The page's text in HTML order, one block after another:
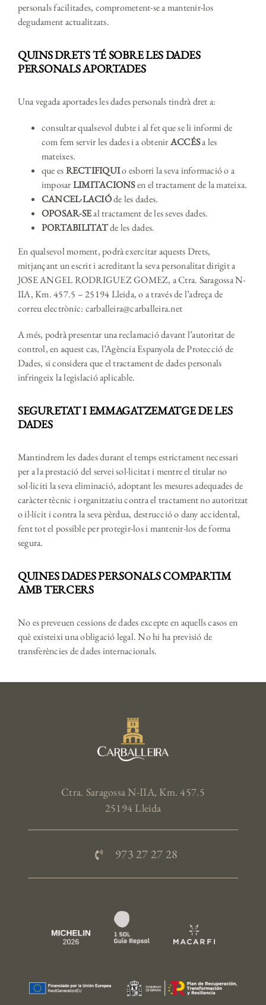
personals facilitades, comprometent-se a mantenir-los
degudament actualitzats.
QUINS DRETS TÉ SOBRE LES DADES
PERSONALS APORTADES
Una vegada aportades les dades personals tindrà dret a:
consultar qualsevol dubte i al fet que se li informi de
com fem servir les dades i a obtenirACCÉSa les
mateixes.
que esRECTIFIQUIo esborri la seva informació o a
imposarLIMITACIONSen el tractament de la mateixa.
CANCEL·LACIÓde les dades.
OPOSAR-SEal tractament de les seves dades.
PORTABILITATde les dades.
En qualsevol moment, podrà exercitar aquests Drets,
mitjançant un escrit i acreditant la seva personalitat dirigit a
JOSE ANGEL RODRIGUEZ GOMEZ, a Ctra. Saragossa N-
IIA, Km. 457.5 – 25194 Lleida, o a través de l’adreça de
correu electrònic: carballeira@carballeira.net
A més, podrà presentar una reclamació davant l’autoritat de
control, en aquest cas, l’Agència Espanyola de Protecció de
Dades, si considera que el tractament de dades personals
infringeix la legislació aplicable.
SEGURETAT I EMMAGATZEMATGE DE LES
DADES
Mantindrem les dades durant el temps estrictament necessari
per a la prestació del servei sol·licitat i mentre el titular no
sol·liciti la seva eliminació, adoptant les mesures adequades de
caràcter tècnic i organitzatiu contra el tractament no autoritzat
o il·lícit i contra la seva pèrdua, destrucció o dany accidental,
fent tot el possible per protegir-los i mantenir-los de forma
segura.
QUINES DADES PERSONALS COMPARTIM
AMB TERCERS
No es preveuen cessions de dades excepte en aquells casos en
què existeixi una obligació legal. No hi ha previsió de
transferències de dades internacionals.
Ctra. Saragossa N-IIA, Km. 457.5
25194 Lleida
973 27 27 28